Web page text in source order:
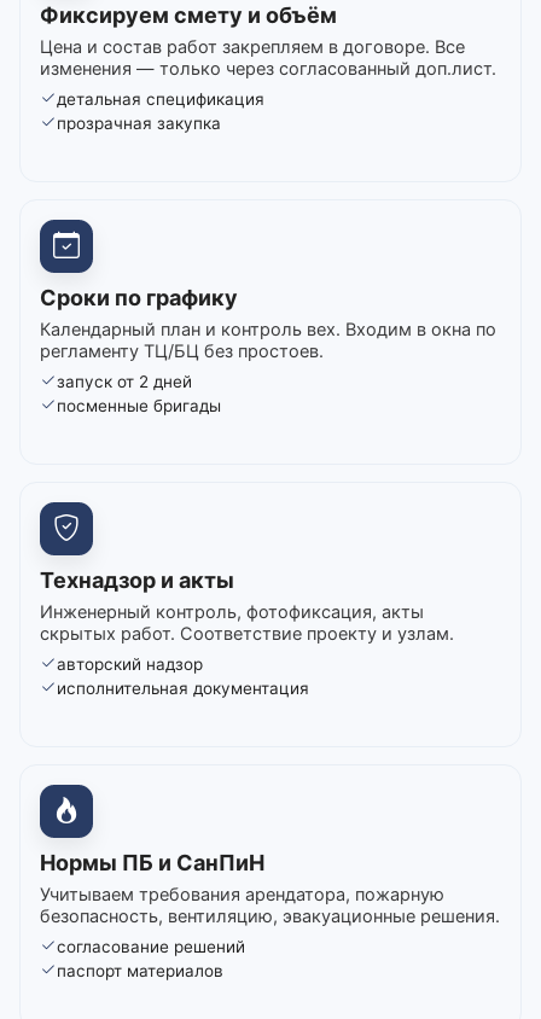
Фиксируем смету и объём
Цена и состав работ закрепляем в договоре. Все
изменения — только через согласованный доп.лист.
детальная спецификация
прозрачная закупка
Сроки по графику
Календарный план и контроль вех. Входим в окна по
регламенту ТЦ/БЦ без простоев.
запуск от 2 дней
посменные бригады
Технадзор и акты
Инженерный контроль, фотофиксация, акты
скрытых работ. Соответствие проекту и узлам.
авторский надзор
исполнительная документация
Нормы ПБ и СанПиН
Учитываем требования арендатора, пожарную
безопасность, вентиляцию, эвакуационные решения.
согласование решений
паспорт материалов